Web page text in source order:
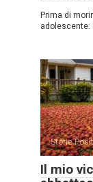
Prima di
adolescente:
Storie
Il mio